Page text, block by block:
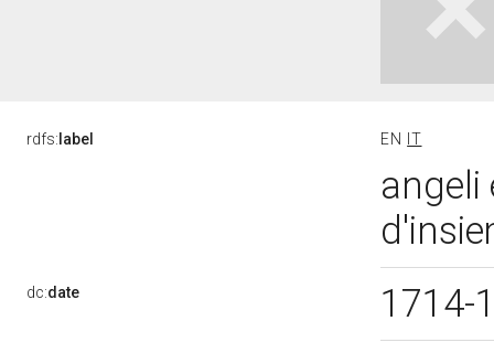
rdfs: label EN IT
angeli
dc:date 1714-